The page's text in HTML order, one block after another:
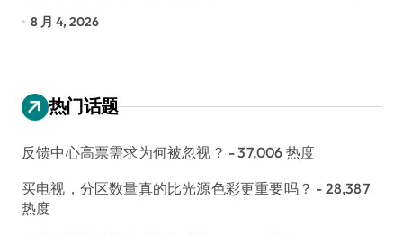
8 月 4, 2026
热门话题
反馈中心高票需求为何被忽视？ - 37,006 热度
买电视，分区数量真的比光源色彩更重要吗？ - 28,387
热度